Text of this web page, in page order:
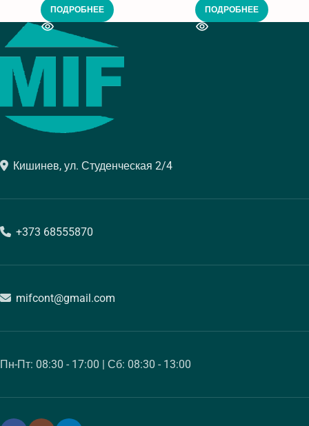
ПОДРОБНЕЕ ПОДРОБНЕЕ
Кишинев, ул. Студенческая 2/4
+373 68555870
mifcont@gmail.com
Пн-Пт: 08:30 - 17:00 | Сб: 08:30 - 13:00